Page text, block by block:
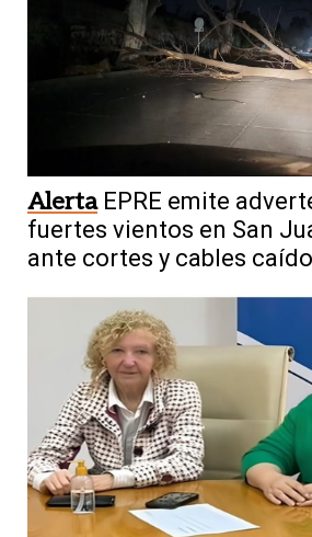
Alerta EPRE emite
fuertes vientos en San
ante cortes y cables